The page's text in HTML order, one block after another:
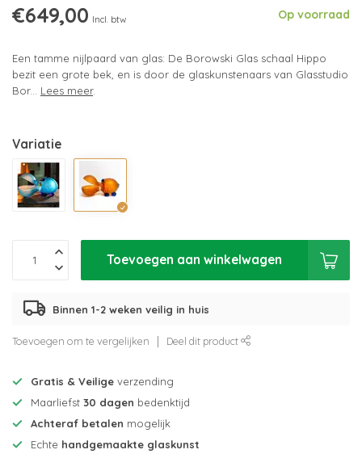
€649,00 Incl. btw Op voorraad
Een tamme nijlpaard van glas: De Borowski Glas schaal Hippo
bezit een grote bek, en is door de glaskunstenaars van Glasstudio
Bor... Lees meer.
Variatie
Toevoegen aan winkelwagen
Binnen 1-2 weken veilig in huis
Toevoegen om te vergelijken Deel dit product
Gratis & Veilige verzending
Maarliefst 30 dagen bedenktijd
Achteraf betalen mogelijk
Echte handgemaakte glaskunst